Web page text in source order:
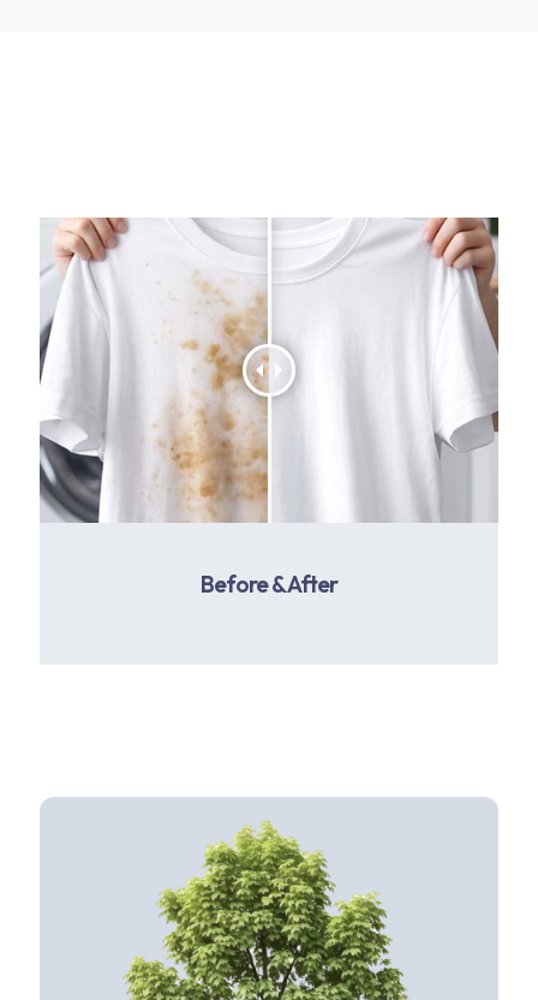
Before & After